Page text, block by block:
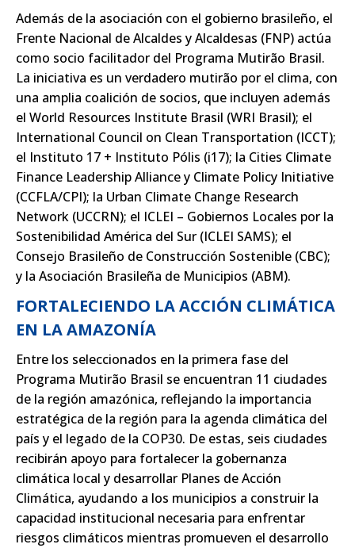
Además de la asociación con el gobierno brasileño, el
Frente Nacional de Alcaldes y Alcaldesas (FNP) actúa
como socio facilitador del Programa Mutirão Brasil.
La iniciativa es un verdadero mutirão por el clima, con
una amplia coalición de socios, que incluyen además
el World Resources Institute Brasil (WRI Brasil); el
International Council on Clean Transportation (ICCT);
el Instituto 17 + Instituto Pólis (i17); la Cities Climate
Finance Leadership Alliance y Climate Policy Initiative
(CCFLA/CPI); la Urban Climate Change Research
Network (UCCRN); el ICLEI – Gobiernos Locales por la
Sostenibilidad América del Sur (ICLEI SAMS); el
Consejo Brasileño de Construcción Sostenible (CBC);
y la Asociación Brasileña de Municipios (ABM).
FORTALECIENDO LA ACCIÓN CLIMÁTICA
EN LA AMAZONÍA
Entre los seleccionados en la primera fase del
Programa Mutirão Brasil se encuentran 11 ciudades
de la región amazónica, reflejando la importancia
estratégica de la región para la agenda climática del
país y el legado de la COP30. De estas, seis ciudades
recibirán apoyo para fortalecer la gobernanza
climática local y desarrollar Planes de Acción
Climática, ayudando a los municipios a construir la
capacidad institucional necesaria para enfrentar
riesgos climáticos mientras promueven el desarrollo